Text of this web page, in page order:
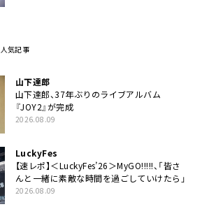
人気記事
山下達郎
山下達郎、37年ぶりのライブアルバム
『JOY2』が完成
2026.08.09
LuckyFes
【速レポ】＜LuckyFes’26＞MyGO!!!!!、「皆さ
んと一緒に素敵な時間を過ごしていけたら」
2026.08.09